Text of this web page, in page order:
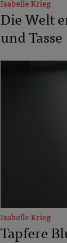
Isabelle Krieg
Die Welt
und Tasse
Isabelle Krieg
Tapfere